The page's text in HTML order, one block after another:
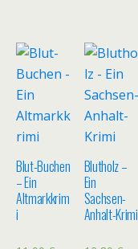
Blut-Buchen
– Ein
Altmarkkrim
i
Blutholz –
Ein
Sachsen-
Anhalt-Krimi